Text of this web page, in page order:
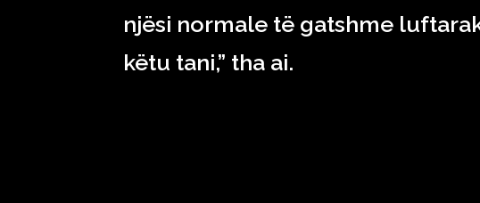
njësi normale të gatshme
këtu tani,” tha ai.